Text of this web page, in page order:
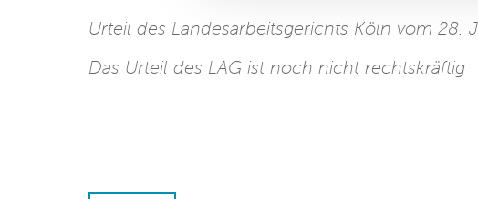
Urteil des Landesarbeitsgerichts Köln vom 28.
Das Urteil des LAG ist noch nicht rechtskräftig